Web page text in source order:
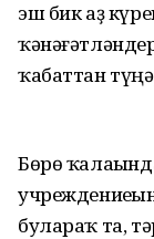
эш бик аҙ
ҡабаттан
Бөрө
булараҡ та,